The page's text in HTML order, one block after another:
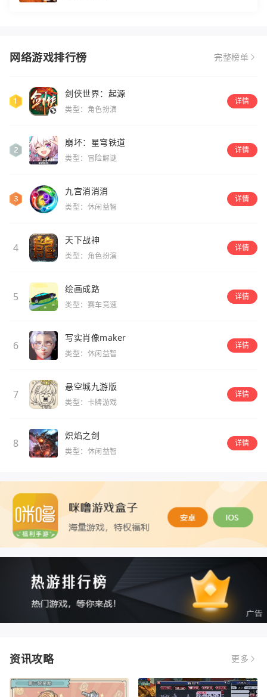
网络游戏排行榜 完整榜单
剑侠世界：起源
类型：角色扮演
详情
崩坏：星穹铁道
类型：冒险解谜
详情
九宫消消消
类型：休闲益智
详情
4
天下战神
类型：角色扮演
详情
5
绘画成路
类型：赛车竞速
详情
6
写实肖像maker
类型：休闲益智
详情
7
悬空城九游版
类型：卡牌游戏
详情
8
炽焰之剑
类型：休闲益智
详情
资讯攻略 更多